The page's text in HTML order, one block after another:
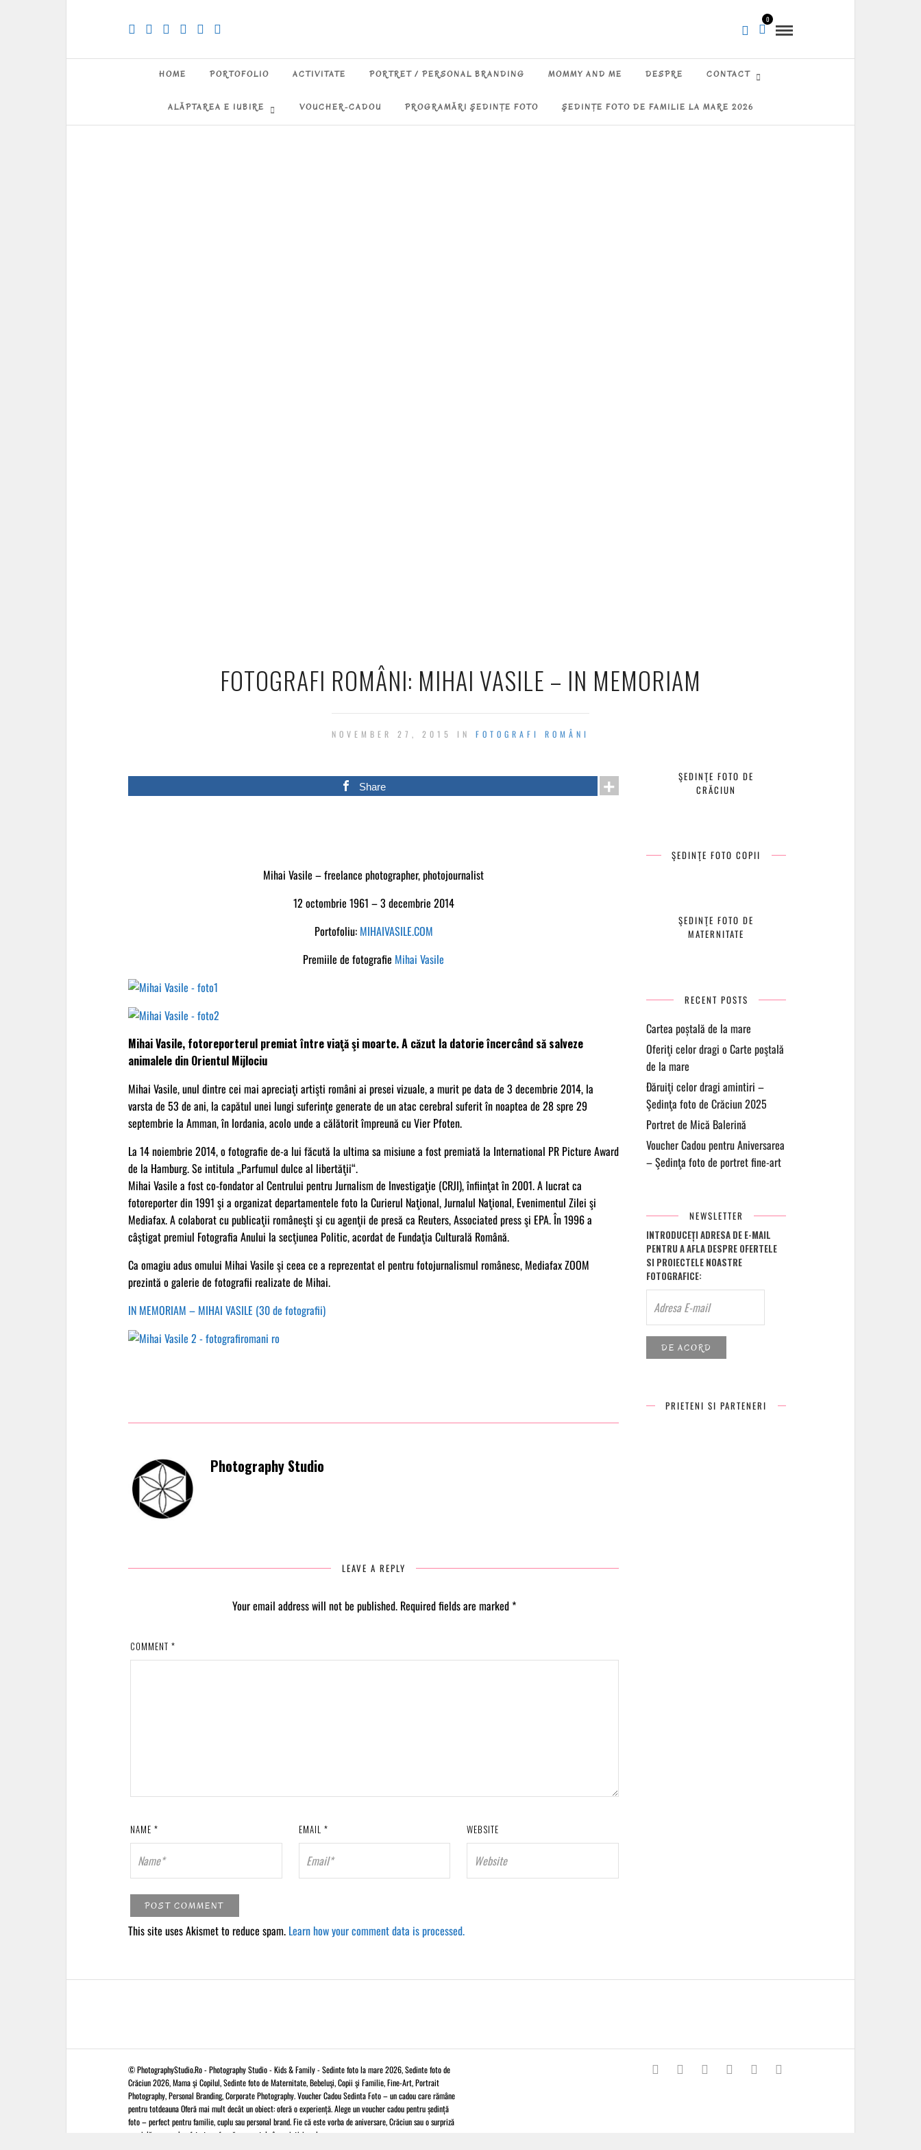
0
HOME PORTOFOLIO ACTIVITATE PORTRET / PERSONAL BRANDING MOMMY AND ME DESPRE CONTACT
ALĂPTAREA E IUBIRE VOUCHER-CADOU PROGRAMĂRI ŞEDINŢE FOTO ŞEDINŢE FOTO DE FAMILIE LA MARE 2026
FOTOGRAFI ROMÂNI: MIHAI VASILE – IN MEMORIAM
NOVEMBER 27, 2015 IN FOTOGRAFI ROMÂNI
Share
Mihai Vasile – freelance photographer, photojournalist
12 octombrie 1961 – 3 decembrie 2014
Portofoliu: MIHAIVASILE.COM
Premiile de fotografie Mihai Vasile
Mihai Vasile, fotoreporterul premiat între viaţă şi moarte. A căzut la datorie încercând să salveze
animalele din Orientul Mijlociu
Mihai Vasile, unul dintre cei mai apreciaţi artişti români ai presei vizuale, a murit pe data de 3 decembrie 2014, la
varsta de 53 de ani, la capătul unei lungi suferinţe generate de un atac cerebral suferit în noaptea de 28 spre 29
septembrie la Amman, în Iordania, acolo unde a călătorit împreună cu Vier Pfoten.
La 14 noiembrie 2014, o fotografie de-a lui făcută la ultima sa misiune a fost premiată la International PR Picture Award
de la Hamburg. Se intitula „Parfumul dulce al libertăţii“.
Mihai Vasile a fost co-fondator al Centrului pentru Jurnalism de Investigaţie (CRJI), înfiinţat în 2001. A lucrat ca
fotoreporter din 1991 şi a organizat departamentele foto la Curierul Naţional, Jurnalul Naţional, Evenimentul Zilei şi
Mediafax. A colaborat cu publicaţii româneşti şi cu agenţii de presă ca Reuters, Associated press şi EPA. În 1996 a
câştigat premiul Fotografia Anului la secţiunea Politic, acordat de Fundaţia Culturală Română.
Ca omagiu adus omului Mihai Vasile şi ceea ce a reprezentat el pentru fotojurnalismul românesc, Mediafax ZOOM
prezintă o galerie de fotografii realizate de Mihai.
IN MEMORIAM – MIHAI VASILE (30 de fotografii)
Photography Studio
LEAVE A REPLY
Your email address will not be published. Required fields are marked*
COMMENT *
NAME * EMAIL * WEBSITE
This site uses Akismet to reduce spam. Learn how your comment data is processed.
ŞEDINŢE FOTO DE
CRĂCIUN
ŞEDINŢE FOTO COPII
ŞEDINŢE FOTO DE
MATERNITATE
RECENT POSTS
Cartea poștală de la mare
Oferiţi celor dragi o Carte poştală
de la mare
Đăruiţi celor dragi amintiri –
Şedinţa foto de Crăciun 2025
Portret de Mică Balerină
Voucher Cadou pentru Aniversarea
– Şedinţa foto de portret fine-art
NEWSLETTER
INTRODUCEȚI ADRESA DE E-MAIL
PENTRU A AFLA DESPRE OFERTELE
SI PROIECTELE NOASTRE
FOTOGRAFICE:
PRIETENI SI PARTENERI
© PhotographyStudio.Ro - Photography Studio - Kids & Family - Sedinte foto la mare 2026, Sedinte foto de
Crăciun 2026, Mama şi Copilul, Sedinte foto de Maternitate, Bebeluşi, Copii şi Familie, Fine-Art, Portrait
Photography, Personal Branding, Corporate Photography. Voucher Cadou Sedinta Foto – un cadou care rămâne
pentru totdeauna Oferă mai mult decât un obiect: oferă o experiență. Alege un voucher cadou pentru ședință
foto – perfect pentru familie, cuplu sau personal brand. Fie că este vorba de aniversare, Crăciun sau o surpriză
specială, un voucher foto transformă momentele în amintiri reale.